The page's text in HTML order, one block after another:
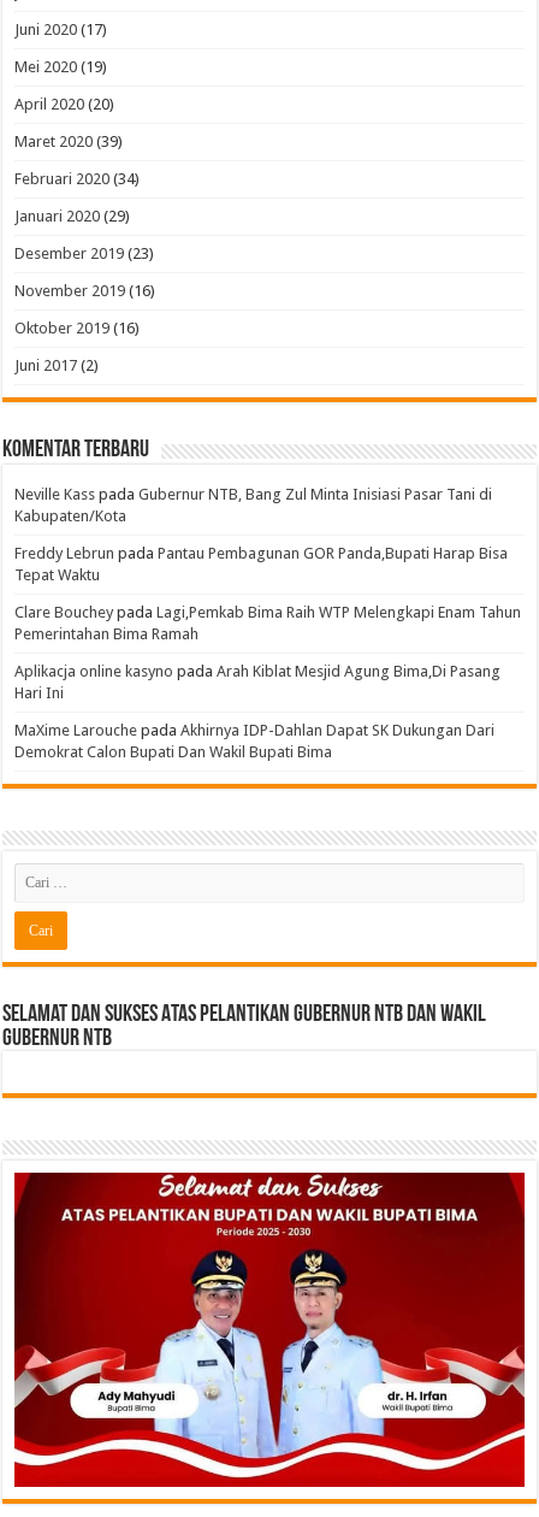
Juni 2020 (17)
Mei 2020 (19)
April 2020 (20)
Maret 2020 (39)
Februari 2020 (34)
Januari 2020 (29)
Desember 2019 (23)
November 2019 (16)
Oktober 2019 (16)
Juni 2017 (2)
Komentar Terbaru
Neville Kass padaGubernur NTB, Bang Zul Minta Inisiasi Pasar Tani di
Kabupaten/Kota
Freddy Lebrun padaPantau Pembagunan GOR Panda,Bupati Harap Bisa
Tepat Waktu
Clare Bouchey padaLagi,Pemkab Bima Raih WTP Melengkapi Enam Tahun
Pemerintahan Bima Ramah
Aplikacja online kasyno padaArah Kiblat Mesjid Agung Bima,Di Pasang
Hari Ini
MaXime Larouche padaAkhirnya IDP-Dahlan Dapat SK Dukungan Dari
Demokrat Calon Bupati Dan Wakil Bupati Bima
Selamat dan sukses Atas pelantikan Gubernur NTB Dan Wakil
gubernur NTB